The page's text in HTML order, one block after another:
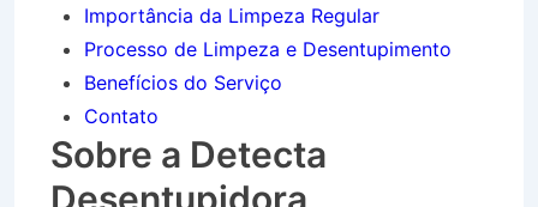
Importância da Limpeza Regular
Processo de Limpeza e Desentupimento
Benefícios do Serviço
Contato
Sobre a Detecta